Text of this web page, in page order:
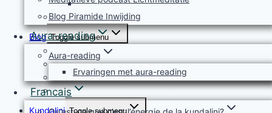
Blog Piramide Inwijding
Aura-reading
Aura-reading
Ervaringen met aura-reading
Francais
Nieuwsbrief KoendalinieNetwerk februari 2021
Boek uitgekomen!
Blog Toggle submenu
Overzicht Algemeen Blog
Blog Algemeen
Blog Piramide Inwijding
Blog Discovery Journey Kundalini Energy
Kundalini Toggle submenu